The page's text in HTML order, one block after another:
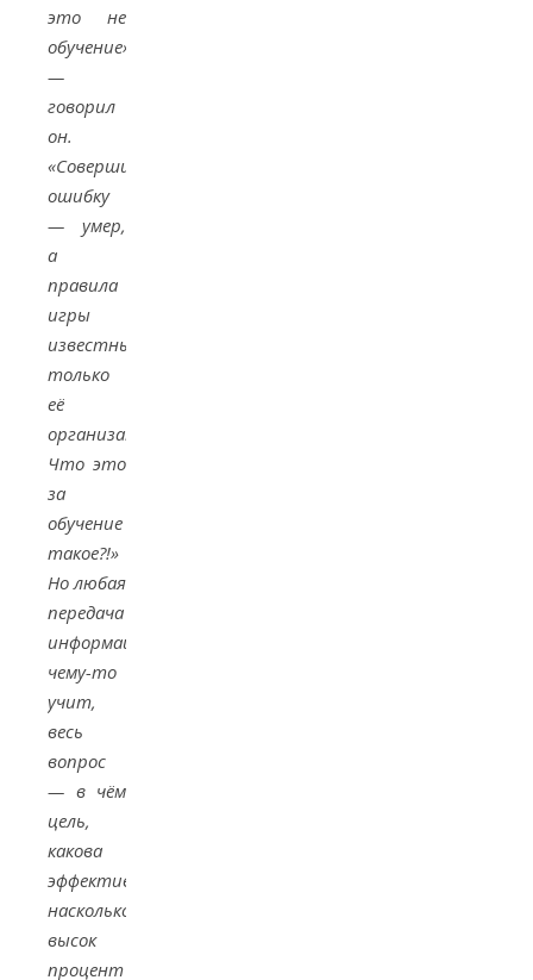
это не
обучение»,
—
говорил
он.
«Совершил
ошибку
— умер,
а
правила
игры
известны
только
её
организатору.
Что это
за
обучение
такое?!»
Но любая
передача
информации
чему-то
учит,
весь
вопрос
— в чём
цель,
какова
эффективность,
насколько
высок
процент